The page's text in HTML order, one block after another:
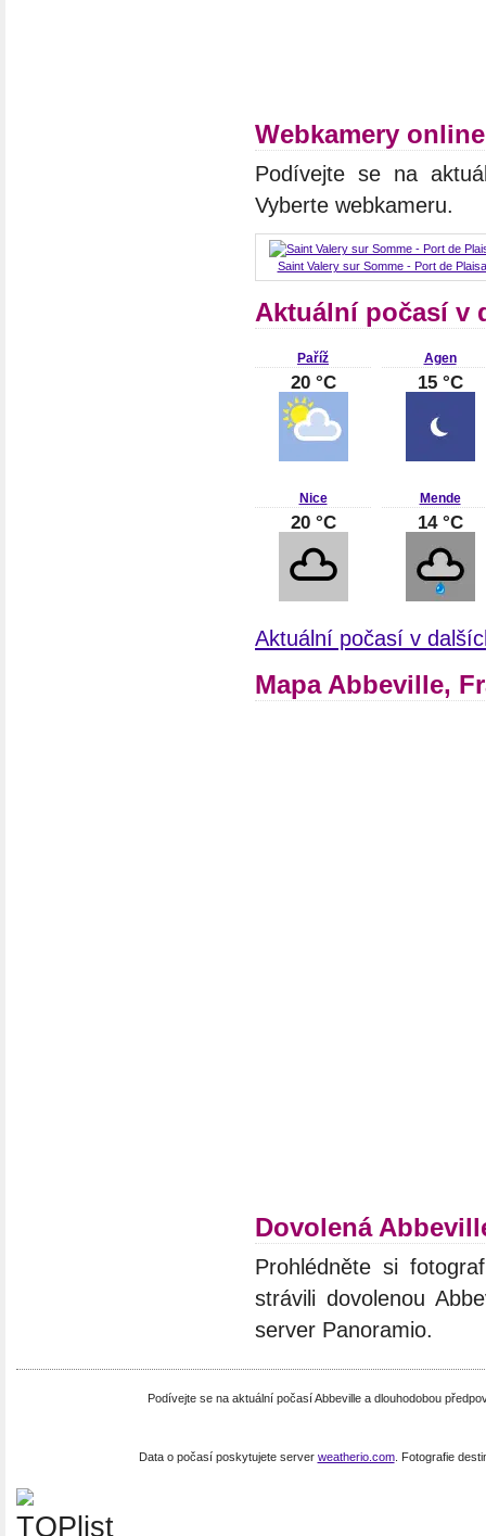
Webkamery
Podívejte se na
Vyberte webkameru.
Saint Valery sur Somme - Port de
Aktuální počasí v
Paříž
20 °C
Agen
15 °C
Nice
20 °C
Mende
14 °C
Aktuální počasí v
Mapa Abbeville,
Dovolená
Prohlédněte si
strávili dovolenou
server Panoramio.
Podívejte se na aktuální počasí Abbeville a dlouhodobou
Data o počasí poskytujete server weatherio.com. Fotografie